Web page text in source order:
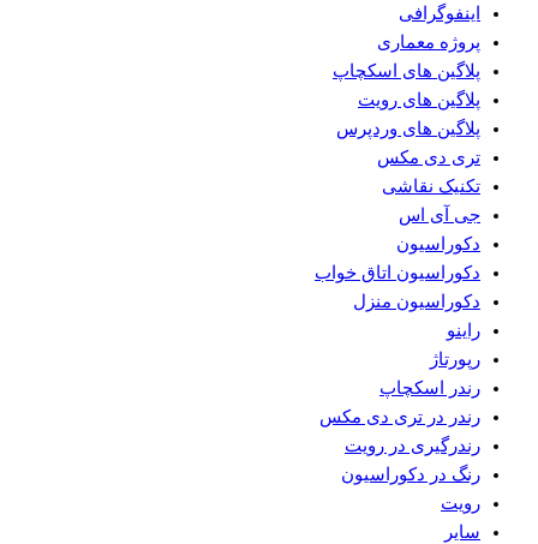
اینفوگرافی
پروژه معماری
پلاگین های اسکچاپ
پلاگین های رویت
پلاگین های وردپرس
تری دی مکس
تکنیک نقاشی
جی آی اس
دکوراسیون
دکوراسیون اتاق خواب
دکوراسیون منزل
راینو
رپورتاژ
رندر اسکچاپ
رندر در تری دی مکس
رندرگیری در رویت
رنگ در دکوراسیون
رویت
سایر